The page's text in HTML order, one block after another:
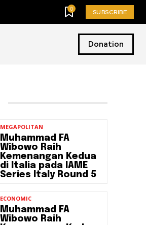
0 SUBSCRIBE
Donation
MEGAPOLITAN
Muhammad FA
Wibowo Raih
Kemenangan Kedua
di Italia pada IAME
Series Italy Round 5
ECONOMIC
Muhammad FA
Wibowo Raih